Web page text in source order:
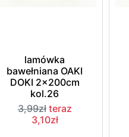
lamówka
bawełniana OAKI
DOKI 2x200cm
kol.26
3,99zł teraz
3,10zł